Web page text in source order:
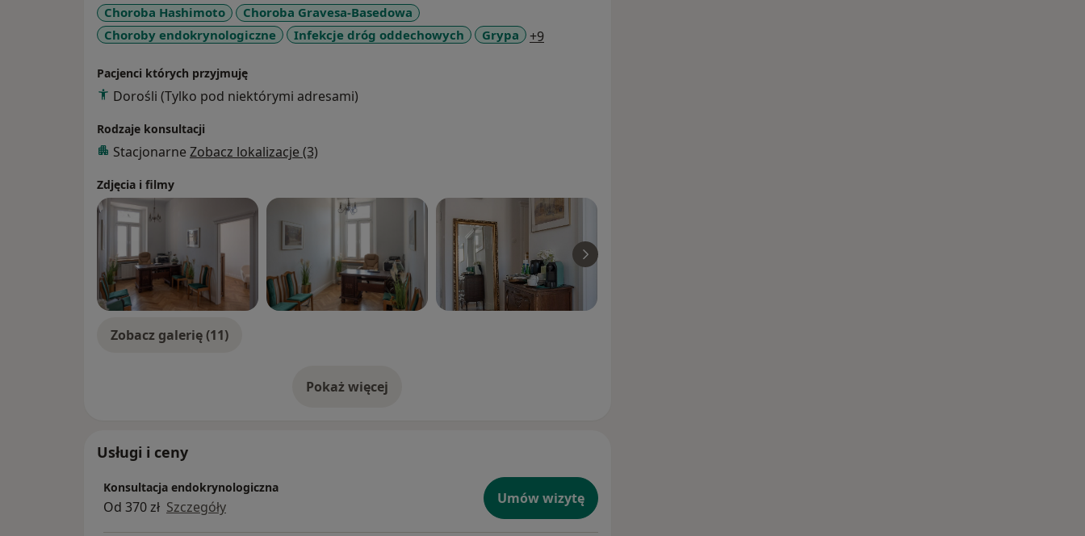
Choroba Hashimoto
Choroba Gravesa-Basedowa
Choroby endokrynologiczne
Infekcje dróg oddechowych Grypa +9a11y_sr_more_diseases
Pacjenci których przyjmuję
Dorośli (Tylko pod niektórymi adresami)
Rodzaje konsultacji
Stacjonarne Zobacz lokalizacje (3)
Zdjęcia i filmy
Zobacz galerię (11)
Pokaż więcejo doświadczeniu
Usługi i ceny
Konsultacja endokrynologiczna
Od 370 zł Szczegóły Umów wizytę